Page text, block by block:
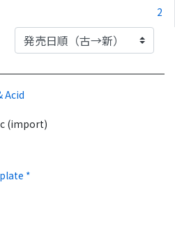
2
Acid
(import)
*